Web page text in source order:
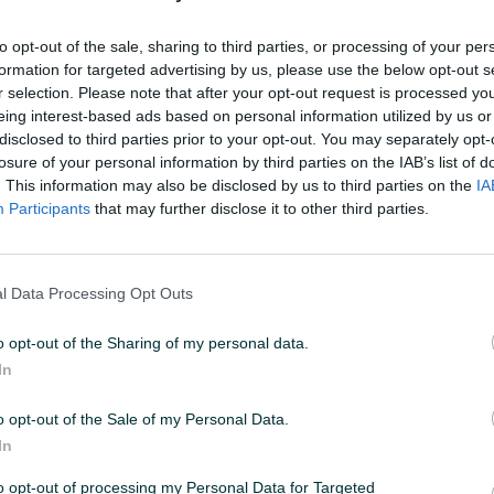
opt-out of the sale, sharing to third parties, or processing of your
for targeted advertising by us, please use the below opt-out
selection. Please note that after your opt-out request is processed
interest-based ads based on personal information utilized by us
to third parties prior to your opt-out. You may separately
of your personal information by third parties on the IAB’s list of
This information may also be disclosed by us to third parties on the
Participants that may further disclose it to other third parties.
Data Processing Opt Outs
opt-out of the Sharing of my personal data.
opt-out of the Sale of my Personal Data.
opt-out of processing my Personal Data for Targeted
ID: 65997168 PREGLEDI: 788
Vrsta oglasa Prodaja